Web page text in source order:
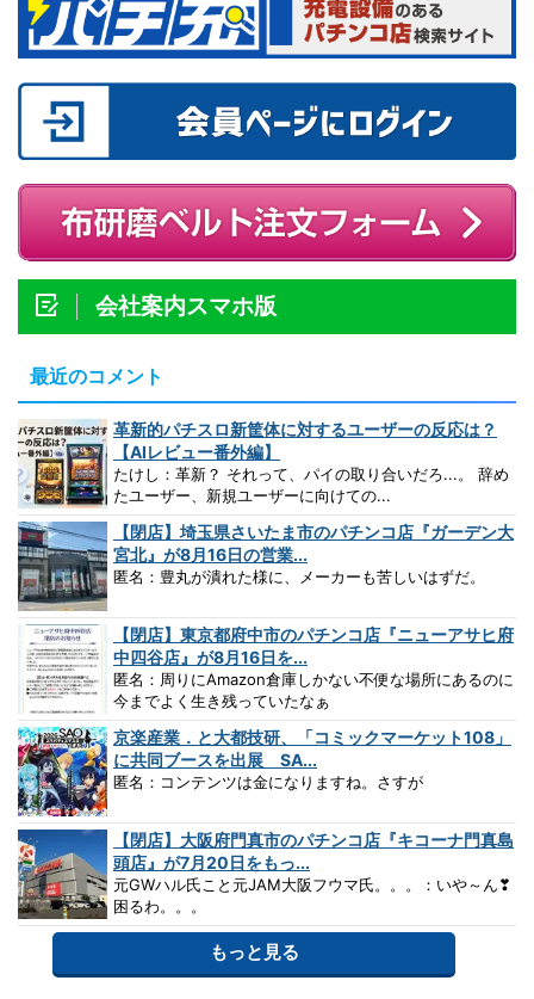
会社案内スマホ版
最近のコメント
革新的パチスロ新筐体に対するユーザーの反応は？
【AIレビュー番外編】
たけし：革新？ それって、パイの取り合いだろ...。 辞め
たユーザー、新規ユーザーに向けての...
【閉店】埼玉県さいたま市のパチンコ店『ガーデン大
宮北』が8月16日の営業...
匿名：豊丸が潰れた様に、メーカーも苦しいはずだ。
【閉店】東京都府中市のパチンコ店『ニューアサヒ府
中四谷店』が8月16日を...
匿名：周りにAmazon倉庫しかない不便な場所にあるのに
今までよく生き残っていたなぁ
京楽産業．と大都技研、「コミックマーケット108」
に共同ブースを出展 SA...
匿名：コンテンツは金になりますね。さすが
【閉店】大阪府門真市のパチンコ店『キコーナ門真島
頭店』が7月20日をもっ...
元GWハル氏こと元JAM大阪フウマ氏。。。：いや～ん❣
困るわ。。。
もっと見る